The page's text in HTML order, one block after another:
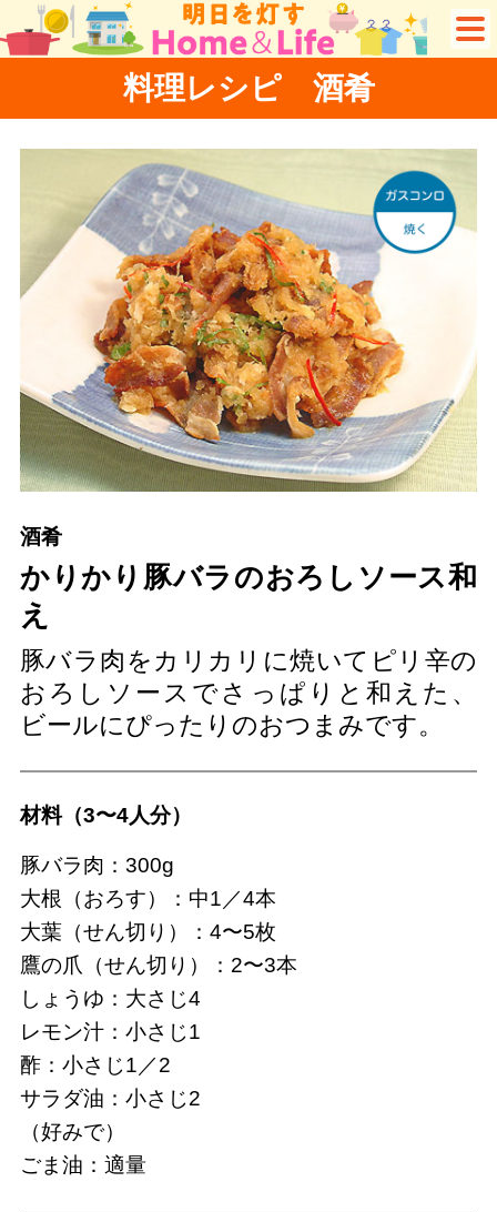
料理レシピ 酒肴
酒肴
かりかり豚バラのおろしソース和
え
豚バラ肉をカリカリに焼いてピリ辛の
おろしソースでさっぱりと和えた、
ビールにぴったりのおつまみです。
材料（3〜4人分）
豚バラ肉：300g
大根（おろす）：中1／4本
大葉（せん切り）：4〜5枚
鷹の爪（せん切り）：2〜3本
しょうゆ：大さじ4
レモン汁：小さじ1
酢：小さじ1／2
サラダ油：小さじ2
（好みで）
ごま油：適量